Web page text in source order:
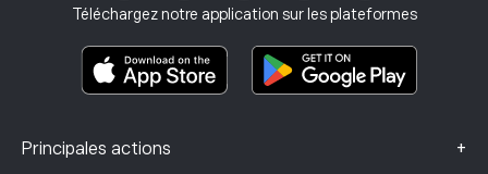
Téléchargez notre application sur les plateformes
Principales actions +
Documents d’information clés
Données sur les plaintes (clients FCA)
Assurance investissement